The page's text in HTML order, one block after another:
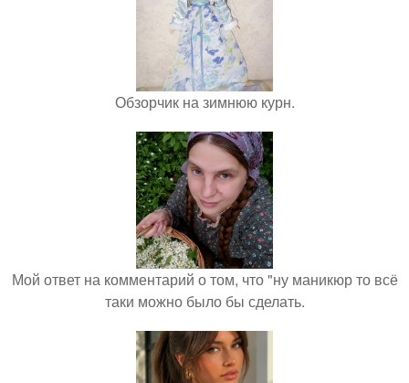
Обзорчик на зимнюю курн.
Мой ответ на комментарий о том, что "ну маникюр то всё
таки можно было бы сделать.